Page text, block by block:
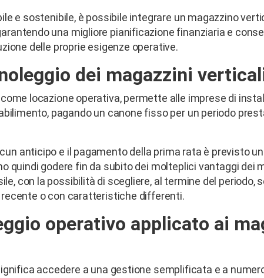
e sostenibile, è possibile integrare un magazzino
una migliore pianificazione finanziaria e
delle proprie esigenze operative.
dei magazzini
locazione operativa, permette alle imprese di
pagando un canone fisso per un periodo
anticipo e il pagamento della prima rata è previsto
quindi godere fin da subito dei molteplici vantaggi dei
con la possibilità di scegliere, al termine del periodo,
o con caratteristiche differenti.
operativo applicato ai
accedere a una gestione semplificata e a